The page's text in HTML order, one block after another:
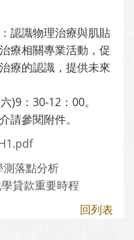
認識物理治療與肌貼
療相關專業活動，促
療的認識，提供未來
)9：30-12：00。
請參閱附件。
落點分析
貸款重要時程
回列表